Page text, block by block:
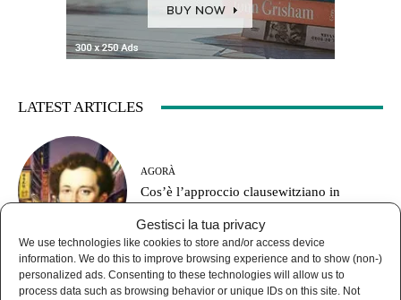
Gestisci la tua privacy
We use technologies like cookies to store and/or access device
information. We do this to improve browsing experience and to show (non-)
personalized ads. Consenting to these technologies will allow us to
process data such as browsing behavior or unique IDs on this site. Not
LATEST ARTICLES
AGORÀ
Cos’è l’approccio clausewitziano in
geopolitica?